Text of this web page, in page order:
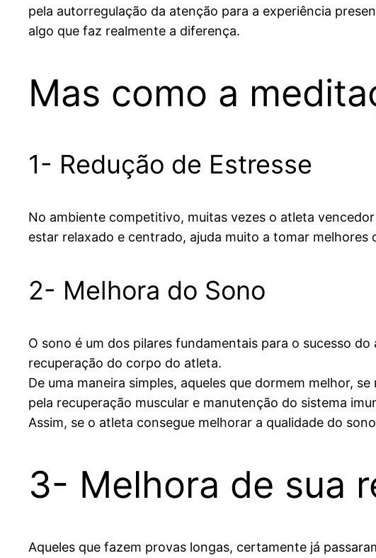
pela autorregulação da atenção para a experiência
algo que faz realmente a diferença.
Mas como a
1- Redução de Estresse
No ambiente competitivo, muitas vezes o atleta
estar relaxado e centrado, ajuda muito a tomar melhores
2- Melhora do Sono
O sono é um dos pilares fundamentais para o sucesso
recuperação do corpo do atleta.
De uma maneira simples, aqueles que dormem melhor,
pela recuperação muscular e manutenção do sistema
Assim, se o atleta consegue melhorar a qualidade do
3- Melhora de sua
Aqueles que fazem provas longas, certamente já